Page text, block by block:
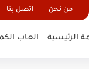
من نحن اتصل بنا
الرئيسية العاب